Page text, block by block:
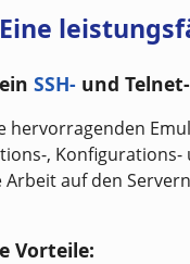
Eine
SSH- und
hervorragenden
,
Arbeit auf den
Vorteile: